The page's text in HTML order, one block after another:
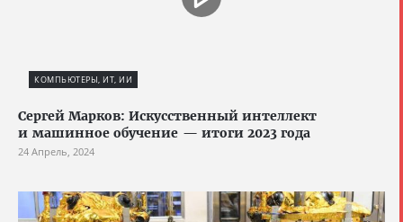
КОМПЬЮТЕРЫ, ИТ, ИИ
Сергей Марков: Искусственный интеллект
и машинное обучение — итоги 2023 года
24 Апрель, 2024